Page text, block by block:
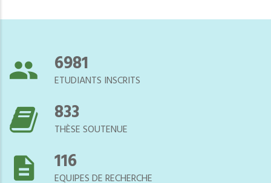
7544
ETUDIANTS INSCRITS
900
THÈSE SOUTENUE
125
EQUIPES DE RECHERCHE